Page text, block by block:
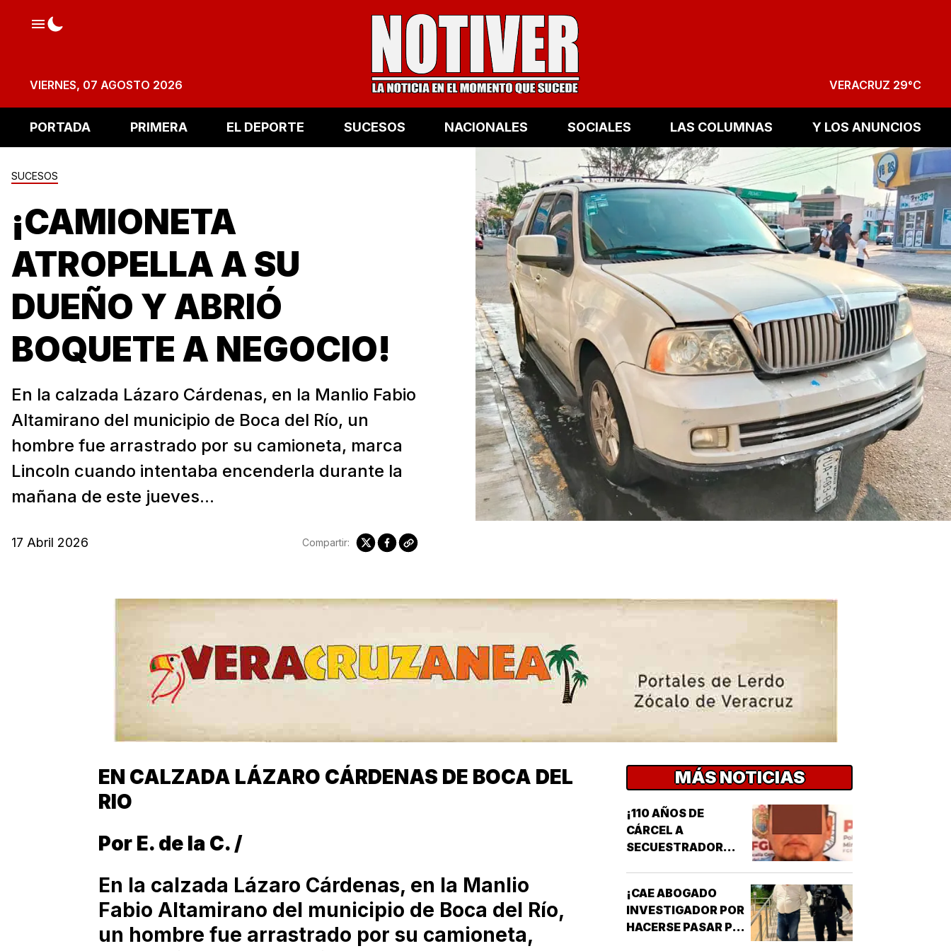
VIERNES, 07 AGOSTO 2026 VERACRUZ 29°C
PORTADA PRIMERA EL DEPORTE SUCESOS NACIONALES SOCIALES LAS COLUMNAS Y LOS ANUNCIOS
SUCESOS
¡CAMIONETA
ATROPELLA A SU
DUEÑO Y ABRIÓ
BOQUETE A NEGOCIO!
En la calzada Lázaro Cárdenas, en la Manlio Fabio
Altamirano del municipio de Boca del Río, un
hombre fue arrastrado por su camioneta, marca
Lincoln cuando intentaba encenderla durante la
mañana de este jueves...
17 Abril 2026 Compartir:
EN CALZADA LÁZARO CÁRDENAS DE BOCA DEL
RIO
Por E. de la C. /
En la calzada Lázaro Cárdenas, en la Manlio
Fabio Altamirano del municipio de Boca del Río,
un hombre fue arrastrado por su camioneta,
MÁS NOTICIAS
¡110 AÑOS DE
CÁRCEL A
SECUESTRADOR
¡CAE ABOGADO
INVESTIGADOR POR
HACERSE PASAR POR